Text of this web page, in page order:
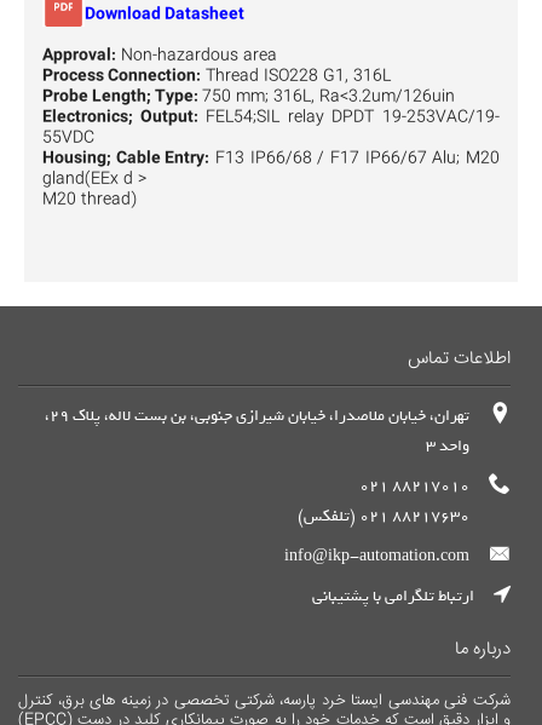
Download Datasheet
Approval: Non-hazardous area
Process Connection: Thread ISO228 G1, 316L
Probe Length; Type: 750 mm; 316L, Ra<3.2um/126uin
Electronics; Output: FEL54;SIL relay DPDT 19-253VAC/19-
55VDC
Housing; Cable Entry: F13 IP66/68 / F17 IP66/67 Alu; M20
gland(EEx d >
M20 thread)
اطلاعات تماس
تهران، خیابان ملاصدرا، خیابان شیرازی جنوبی، بن بست لاله، پلاک 29،
واحد 3
88217010 021
88217630 021 (تلفکس)
info@ikp-automation.com
ارتباط تلگرامی با پشتیبانی
درباره ما
شرکت فنی مهندسی ایستا خرد پارسه، شرکتی تخصصی در زمینه های برق، کنترل
و ابزار دقیق است که خدمات خود را به صورت پیمانکاری کلید در دست (EPCC)